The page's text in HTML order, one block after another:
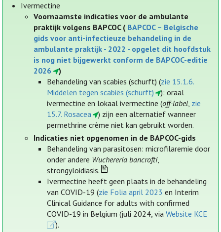
Ivermectine
Voornaamste indicaties voor de ambulante
praktijk volgens BAPCOC ( BAPCOC – Belgische
gids voor anti-infectieuze behandeling in de
ambulante praktijk - 2022 - opgelet dit hoofdstuk
is nog niet bijgewerkt conform de BAPCOC-editie
2026
)
Behandeling van scabies (schurft) (zie 15.1.6.
Middelen tegen scabiës (schurft)
): oraal
ivermectine en lokaal ivermectine (off-label, zie
15.7. Rosacea
) zijn een alternatief wanneer
permethrine crème niet kan gebruikt worden.
Indicaties niet opgenomen in de BAPCOC-gids
Behandeling van parasitosen: microfilaremie door
onder andere Wuchereria bancrofti,
strongyloidiasis.
Ivermectine heeft geen plaats in de behandeling
van COVID-19 (zie Folia april 2023 en Interim
Clinical Guidance for adults with confirmed
COVID-19 in Belgium (juli 2024, via Website KCE
).